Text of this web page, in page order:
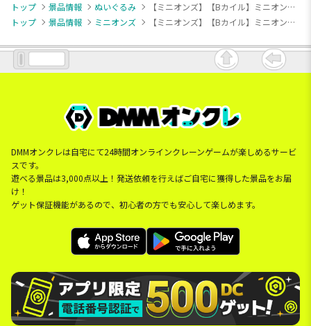
トップ 景品情報 ぬいぐるみ
【ミニオンズ】【Bカイル】ミニオン ぬいぐるみ すやすやどり～む（EX）
トップ
景品情報 ミニオンズ 【ミニオンズ】【Bカイル】ミニオン ぬいぐるみ すやすやどり～む（EX）
DMMオンクレは自宅にて24時間オンラインクレーンゲームが楽しめるサービ
スです。
遊べる景品は3,000点以上！発送依頼を行えばご自宅に獲得した景品をお届
け！
ゲット保証機能があるので、初心者の方でも安心して楽しめます。